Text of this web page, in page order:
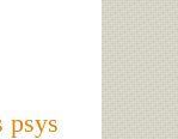
psys